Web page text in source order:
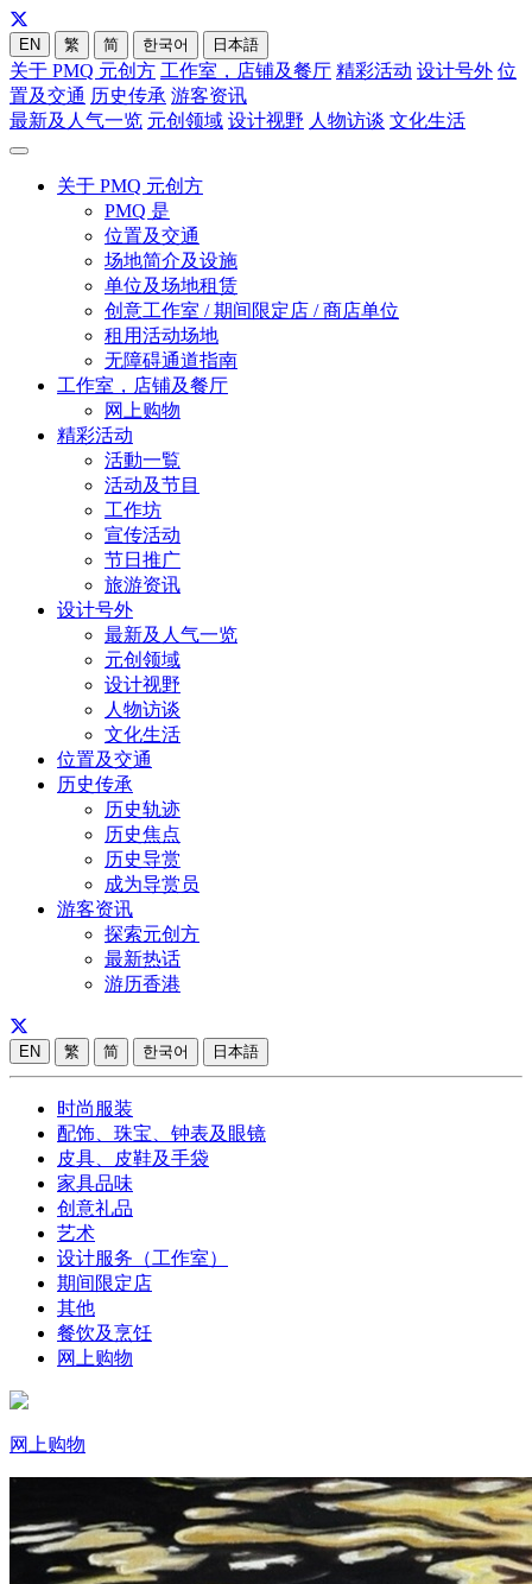
EN 繁 简 한국어 日本語
关于 PMQ 元创方 工作室，店铺及餐厅 精彩活动 设计号外 位
置及交通 历史传承 游客资讯
最新及人气一览 元创领域 设计视野 人物访谈 文化生活
关于 PMQ 元创方
PMQ 是
位置及交通
场地简介及设施
单位及场地租赁
创意工作室 / 期间限定店 / 商店单位
租用活动场地
无障碍通道指南
工作室，店铺及餐厅
网上购物
精彩活动
活動一覧
活动及节目
工作坊
宣传活动
节日推广
旅游资讯
设计号外
最新及人气一览
元创领域
设计视野
人物访谈
文化生活
位置及交通
历史传承
历史轨迹
历史焦点
历史导赏
成为导赏员
游客资讯
探索元创方
最新热话
游历香港
EN 繁 简 한국어 日本語
时尚服装
配饰、珠宝、钟表及眼镜
皮具、皮鞋及手袋
家具品味
创意礼品
艺术
设计服务（工作室）
期间限定店
其他
餐饮及烹饪
网上购物
网上购物